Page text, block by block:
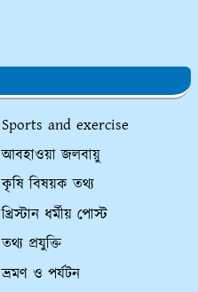
Sports and exercise
আবহাওয়া জলবায়ু
কৃষি বিষয়ক তথ্য
খ্রিস্টান ধর্মীয় পোস্ট
তথ্য প্রযুক্তি
ভ্রমণ ও পর্যটন